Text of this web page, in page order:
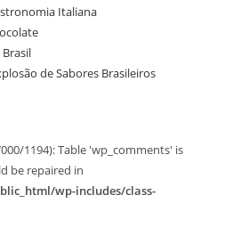
Italiana
de Sabores Brasileiros
1194): Table 'wp_comments' is
be repaired in
wp-includes/class-